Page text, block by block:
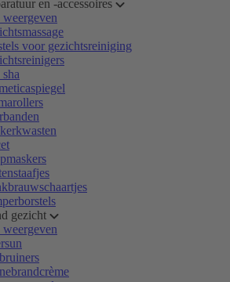
en -accessoires
voor gezichtsreiniging
gezicht